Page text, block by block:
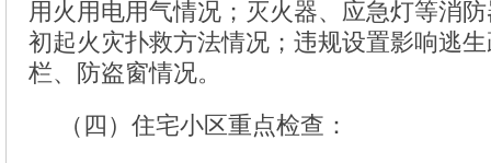
用火用电用气情况；灭火器、应急灯等消
初起火灾扑救方法情况；违规设置影响逃
栏、防盗窗情况。
（四）住宅小区重点检查：